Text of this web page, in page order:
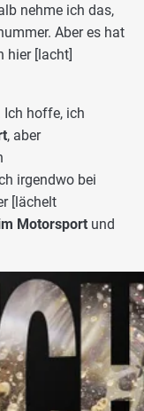
nehme ich das,
Aber es hat
hier [lacht]
Ich hoffe, ich
, aber
irgendwo bei
[lächelt
Motorsport und